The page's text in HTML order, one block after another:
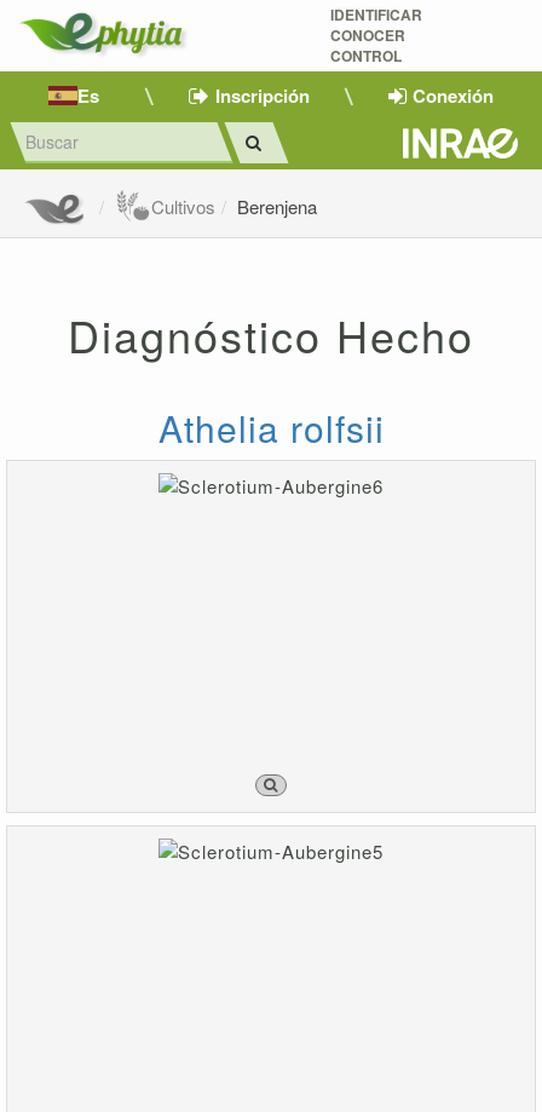
IDENTIFICAR
CONOCER
CONTROL
Es Inscripción Conexión
Cultivos Berenjena
Diagnóstico Hecho
Athelia rolfsii